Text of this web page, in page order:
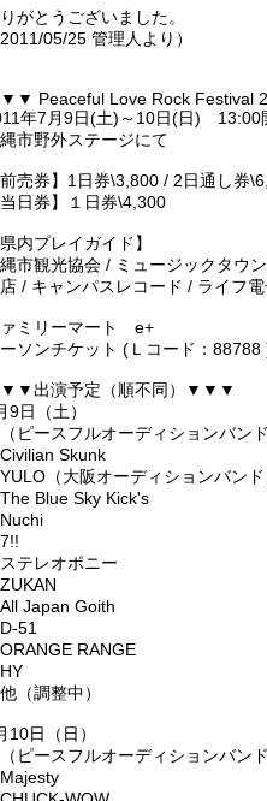
がとうございました。
2011/05/25 管理人より）
Peaceful Love Rock
年7月9日(土)～10日(日)
市野外ステージにて
前売券】1日券\3,800 / 2日通し券
当日券】１日券\4,300
県内プレイガイド】
市観光協会 / ミュージックタウ
/ キャンパスレコード / ライフ
ミリーマート e+
ソンチケット (Ｌコード：88788
出演予定（順不同）▼▼▼
9日（土）
（ピースフルオーディションバンド
Civilian Skunk
YULO（大阪オーディションバンド
The Blue Sky Kick's
Nuchi
7!!
ステレオポニー
ZUKAN
All Japan Goith
D-51
ORANGE RANGE
HY
他（調整中）
10日（日）
（ピースフルオーディションバンド
Majesty